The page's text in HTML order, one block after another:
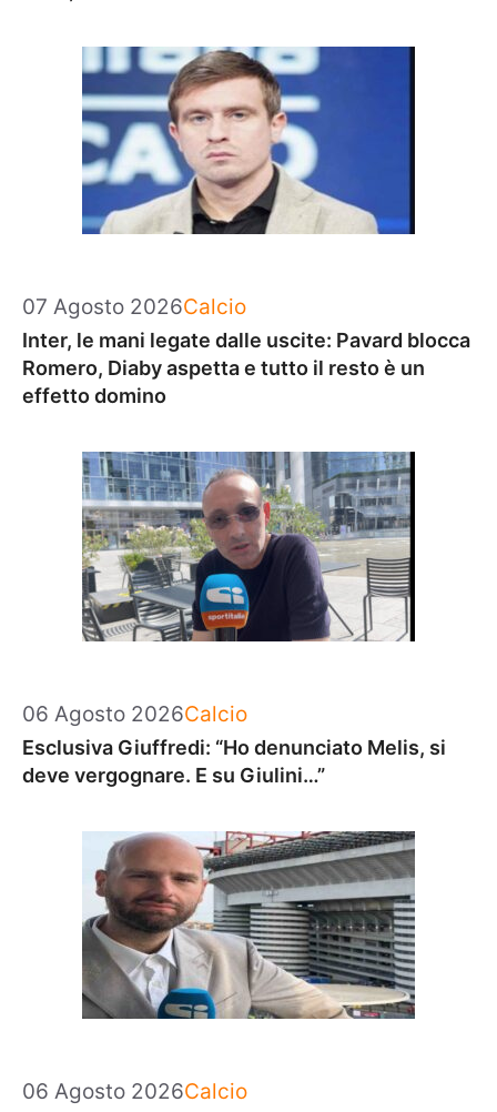
07 Agosto 2026Categorie
Calcio
Inter, le mani legate dalle uscite: Pavard blocca
Romero, Diaby aspetta e tutto il resto è un
effetto domino
06 Agosto 2026Categorie
Calcio
Esclusiva Giuffredi: “Ho denunciato Melis, si
deve vergognare. E su Giulini…”
06 Agosto 2026Categorie
Calcio